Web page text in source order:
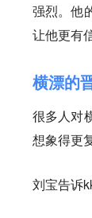
强烈。他
让他更有
横漂的
很多人对
想象得更
刘宝告诉